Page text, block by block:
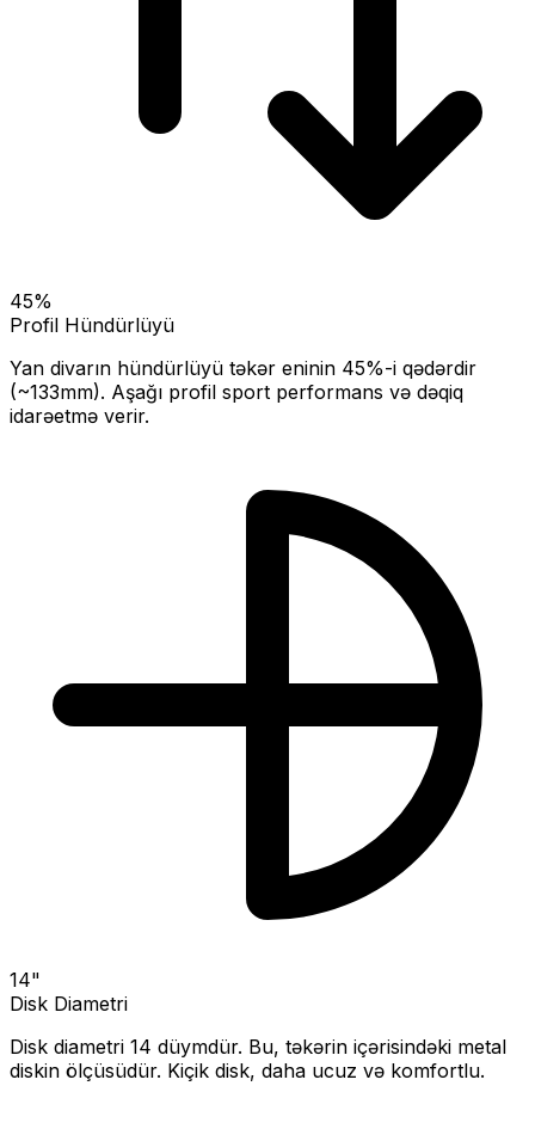
45%
Profil Hündürlüyü
Yan divarın hündürlüyü təkər eninin 45%-i qədərdir
(~133mm). Aşağı profil sport performans və dəqiq
idarəetmə verir.
14"
Disk Diametri
Disk diametri 14 düymdür. Bu, təkərin içərisindəki metal
diskin ölçüsüdür. Kiçik disk, daha ucuz və komfortlu.